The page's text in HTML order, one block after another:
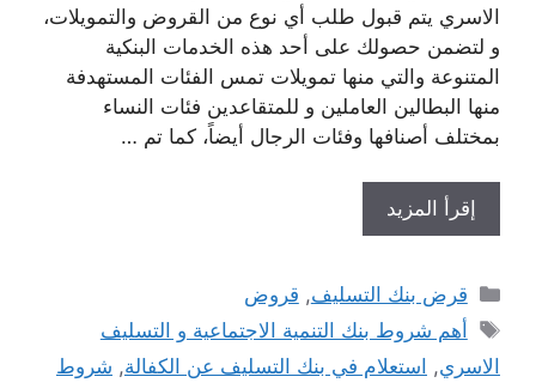
الاسري يتم قبول طلب أي نوع من القروض والتمويلات،
و لتضمن حصولك على أحد هذه الخدمات البنكية
المتنوعة والتي منها تمويلات تمس الفئات المستهدفة
منها البطالين العاملين و للمتقاعدين فئات النساء
بمختلف أصنافها وفئات الرجال أيضاً، كما تم …
إقرأ المزيد
التصنيفات
قرض بنك التسليف, قروض
الوسوم
أهم شروط بنك التنمية الاجتماعية و التسليف
الاسري, استعلام في بنك التسليف عن الكفالة, شروط